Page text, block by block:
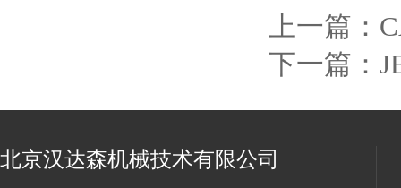
上一篇：
下一篇：
北京汉达森机械技术有限公司